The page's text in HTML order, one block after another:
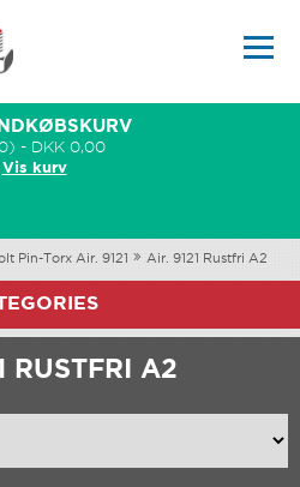
- DKK 0,00
Vis kurv
Pin-Torx Air. 9121 Air. 9121 Rustfri A2
RUSTFRI A2